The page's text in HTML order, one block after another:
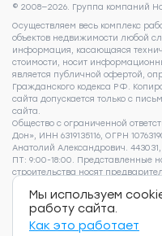
© 2008—2026. Группа компаний
Осуществляем весь комплекс
объектов недвижимости любой
информация, касающаяся
стоимости, носит
является публичной офертой,
Гражданского кодекса РФ.
сайта допускается только с
сайта.
Общество с ограниченной
Дон», ИНН 6319135116, ОГРН
Анатолий Александрович.
ПТ: 9:00-18:00. Представленные
строительства носят
отличаться от фактических
застройщиком. Для получения
стоимости указанных на сайте
телефону 8 (800) 505 93 22.
Согласие на рекламно-
Мы используем
работу сайта.
Как это работает